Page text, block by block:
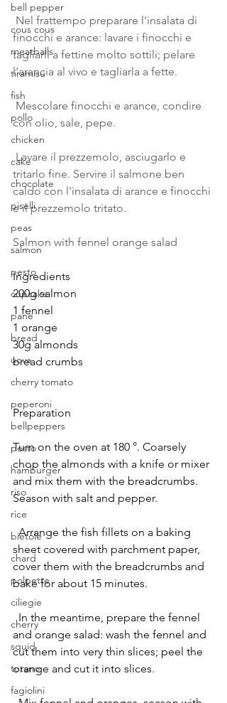
bell pepper
cous cous
meatballs
tiramisu
fish
pollo
chicken
cake
chocolate
piselli
peas
salmon
pesto
cupcake
pane
bread
uova
cherry tomato
peperoni
bellpeppers
pesto
hamburger
riso
rice
bietole
chard
polpette
ciliegie
cherry
squid
totano
fagiolini
finocchi e arance: lavare i finocchi e
tagliarli a fettine molto sottili; pelare
l'arancia al vivo e tagliarla a fette.
con olio, sale, pepe.
tritarlo fine. Servire il salmone ben
caldo con l'insalata di arance e finocchi
e il prezzemolo tritato.
Salmon with fennel orange salad
Ingredients
200g salmon
1 fennel
1 orange
30g almonds
bread crumbs
Preparation
Turn on the oven at 180 °. Coarsely
chop the almonds with a knife or mixer
and mix them with the breadcrumbs.
Season with salt and pepper.
  Arrange the fish fillets on a baking
sheet covered with parchment paper,
cover them with the breadcrumbs and
bake for about 15 minutes.
  In the meantime, prepare the fennel
and orange salad: wash the fennel and
cut them into very thin slices; peel the
orange and cut it into slices.